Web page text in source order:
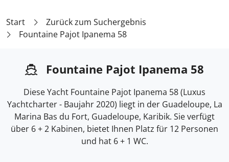
Start
Zurück zum Suchergebnis
Fountaine Pajot Ipanema 58
Fountaine Pajot Ipanema 58
Diese Yacht Fountaine Pajot Ipanema 58 (Luxus
Yachtcharter - Baujahr 2020) liegt in der Guadeloupe, La
Marina Bas du Fort, Guadeloupe, Karibik. Sie verfügt
über 6 + 2 Kabinen, bietet Ihnen Platz für 12 Personen
und hat 6 + 1 WC.